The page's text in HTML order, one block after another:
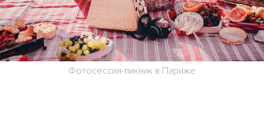
Фотосессия-пикник в Париже